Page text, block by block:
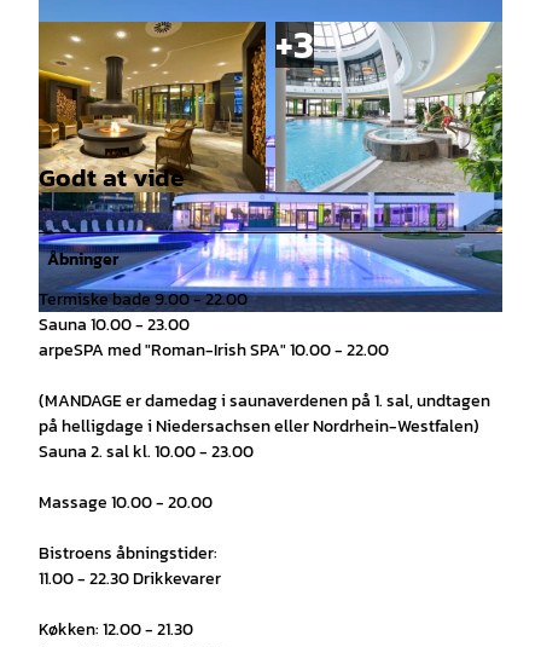
© dwjp (de Witt Janßen Partner) |
© dwjp (de Witt Janßen Partner) |CC-BY-SA © dwjp (de Witt Janßen Partner) |CC-BY-SA
Godt at vide
Åbninger
Termiske bade 9.00 - 22.00
Sauna 10.00 - 23.00
arpeSPA med "Roman-Irish SPA" 10.00 - 22.00
(MANDAGE er damedag i saunaverdenen på 1. sal, undtagen
på helligdage i Niedersachsen eller Nordrhein-Westfalen)
Sauna 2. sal kl. 10.00 - 23.00
Massage 10.00 - 20.00
Bistroens åbningstider:
11.00 - 22.30 Drikkevarer
Køkken: 12.00 - 21.30